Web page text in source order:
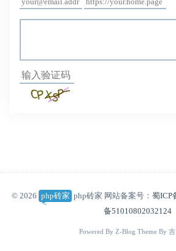
© 2026 php砖家 php砖家 网站备案号：蜀ICP
备51010802032124
Powered By Z-Blog Theme By 吉